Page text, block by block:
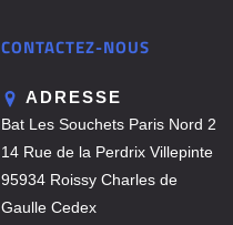
CONTACTEZ-NOUS
ADRESSE
Bat Les Souchets Paris Nord 2
14 Rue de la Perdrix Villepinte
95934 Roissy Charles de
Gaulle Cedex